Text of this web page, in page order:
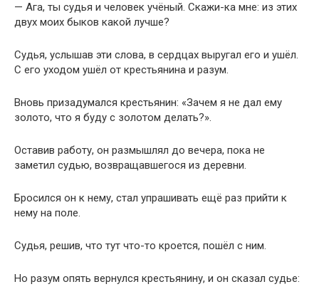
— Ага, ты судья и человек учёный. Скажи-ка мне: из этих
двух моих быков какой лучше?
Судья, услышав эти слова, в сердцах выругал его и ушёл.
С его уходом ушёл от крестьянина и разум.
Вновь призадумался крестьянин: «Зачем я не дал ему
золото, что я буду с золотом делать?».
Оставив работу, он размышлял до вечера, пока не
заметил судью, возвращавшегося из деревни.
Бросился он к нему, стал упрашивать ещё раз прийти к
нему на поле.
Судья, решив, что тут что-то кроется, пошёл с ним.
Но разум опять вернулся крестьянину, и он сказал судье: